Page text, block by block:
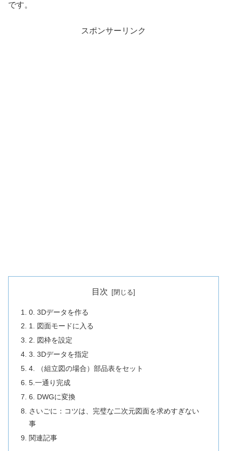
です。
スポンサーリンク
目次
0. 3Dデータを作る
1. 図面モードに入る
2. 図枠を設定
3. 3Dデータを指定
4. （組立図の場合）部品表をセット
5.一通り完成
6. DWGに変換
さいごに：コツは、完璧な二次元図面を求めすぎない
事
関連記事